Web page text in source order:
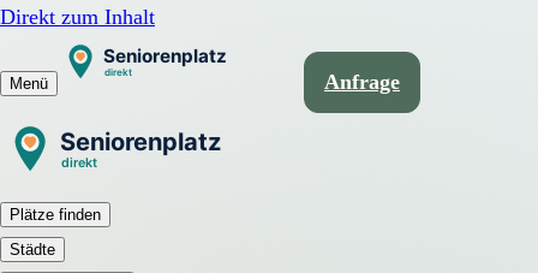
Direkt zum Inhalt
Menü Anfrage
Plätze finden
Städte